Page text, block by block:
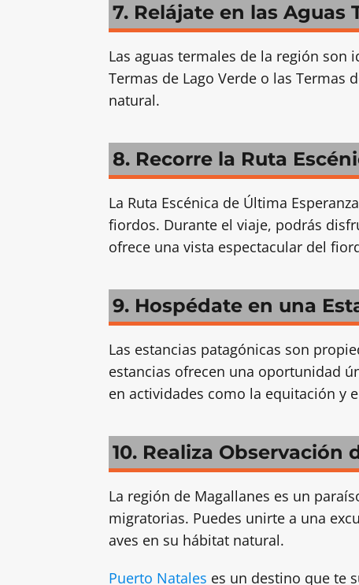
7. Relájate en las Aguas
Las aguas termales de la región son
Termas de Lago Verde o las
natural.
8. Recorre la Ruta
La Ruta Escénica de Última
fiordos. Durante el viaje, podrás
ofrece una vista espectacular del
9. Hospédate en una
Las estancias patagónicas son
estancias ofrecen una oportunidad
en actividades como la equitación y
10. Realiza Observación
La región de Magallanes es un
migratorias. Puedes unirte a una
aves en su hábitat natural.
Puerto Natales es un destino que te